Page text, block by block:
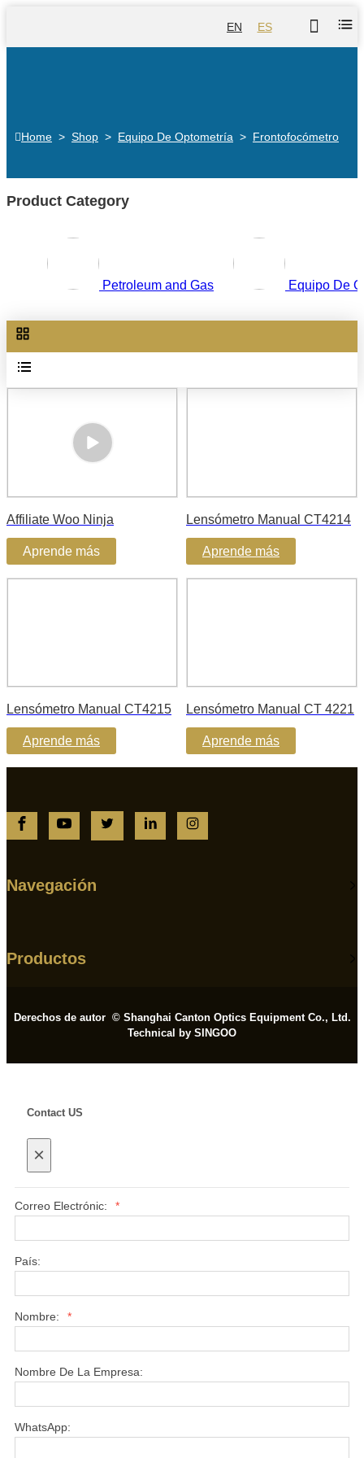
EN ES
Home > Shop > Equipo De Optometría > Frontofocómetro
Product Category
Petroleum and Gas Equipo De
Affiliate Woo Ninja
Aprende más
Lensómetro Manual CT4214
Aprende más
Lensómetro Manual CT4215
Aprende más
Lensómetro Manual CT 4221
Aprende más
Navegación
Productos
Derechos de autor © Shanghai Canton Optics Equipment Co., Ltd.
Technical by SINGOO
Contact US
×
Correo Electrónic: *
País:
Nombre: *
Nombre De La Empresa:
WhatsApp: